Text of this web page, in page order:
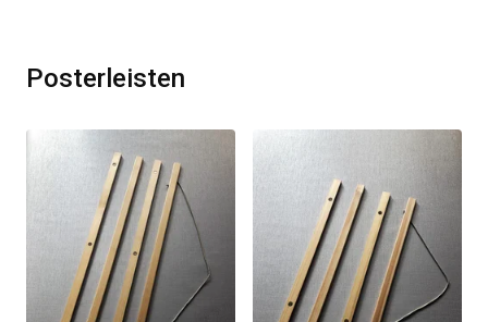
Posterleisten